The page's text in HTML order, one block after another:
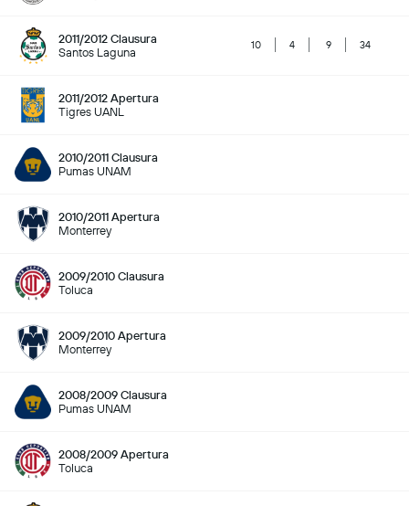
2011/2012 Clausura
Santos Laguna
10 4 9 34
2011/2012 Apertura
Tigres UANL
2010/2011 Clausura
Pumas UNAM
2010/2011 Apertura
Monterrey
2009/2010 Clausura
Toluca
2009/2010 Apertura
Monterrey
2008/2009 Clausura
Pumas UNAM
2008/2009 Apertura
Toluca